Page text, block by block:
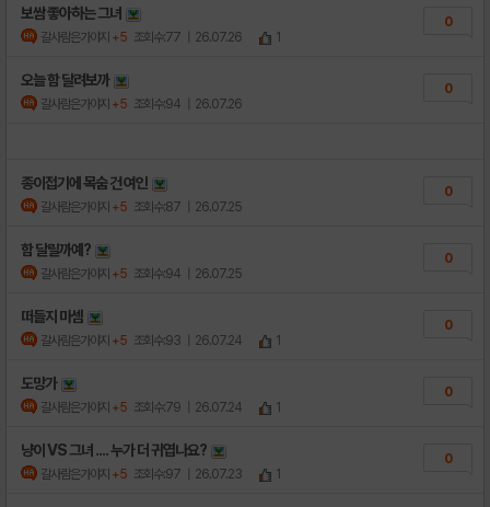
보쌈 좋아하는 그녀
갈사람은가야지 +5 조회수:77 | 26.07.26 1
0
오늘 함 달려보까
갈사람은가야지 +5 조회수:94 | 26.07.26
0
종이접기에 목숨 건 여인
갈사람은가야지 +5 조회수:87 | 26.07.25
0
함 달릴까예?
갈사람은가야지 +5 조회수:94 | 26.07.25
0
떠들지 마셈
갈사람은가야지 +5 조회수:93 | 26.07.24 1
0
도망가
갈사람은가야지 +5 조회수:79 | 26.07.24 1
0
냥이 VS 그녀 .... 누가 더 귀엽나요?
갈사람은가야지 +5 조회수:97 | 26.07.23 1
0